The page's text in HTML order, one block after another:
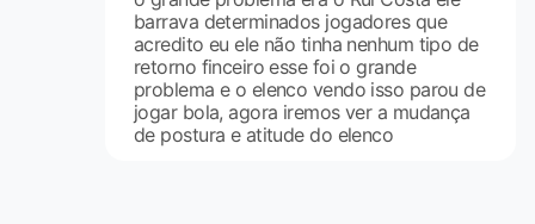
barrava determinados jogadores que
acredito eu ele não tinha nenhum tipo de
retorno finceiro esse foi o grande
problema e o elenco vendo isso parou de
jogar bola, agora iremos ver a mudança
de postura e atitude do elenco